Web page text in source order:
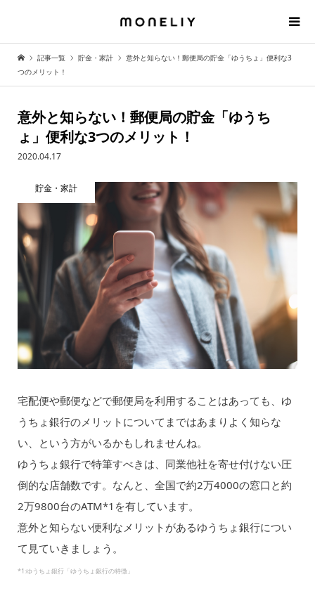
記事一覧 貯金・家計
意外と知らない！郵便局の貯金「ゆうちょ」便利な3
つのメリット！
意外と知らない！郵便局の貯金「ゆうち
ょ」便利な3つのメリット！
2020.04.17
貯金・家計
宅配便や郵便などで郵便局を利用することはあっても、ゆ
うちょ銀行のメリットについてまではあまりよく知らな
い、という方がいるかもしれませんね。
ゆうちょ銀行で特筆すべきは、同業他社を寄せ付けない圧
倒的な店舗数です。なんと、全国で約2万4000の窓口と約
2万9800台のATM*1を有しています。
意外と知らない便利なメリットがあるゆうちょ銀行につい
て見ていきましょう。
*1:ゆうちょ銀行「ゆうちょ銀行の特徴」